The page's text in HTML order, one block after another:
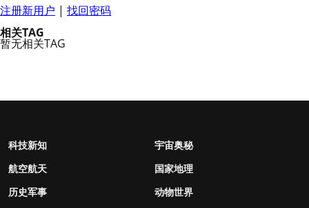
注册新用户 | 找回密码
相关TAG
暂无相关TAG
科技新知
宇宙奥秘
航空航天
国家地理
历史军事
动物世界